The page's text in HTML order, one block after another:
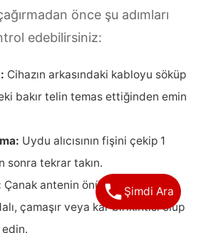
önce şu adımları
edebilirsiniz:
Cihazın arkasındaki kabloyu söküp
bakır telin temas ettiğinden emin
Uydu alıcısının fişini çekip 1
sonra tekrar takın.
Çanak antenin önünde sinyali
çamaşır veya kar birikintisi olup
edin.
Şimdi Ara